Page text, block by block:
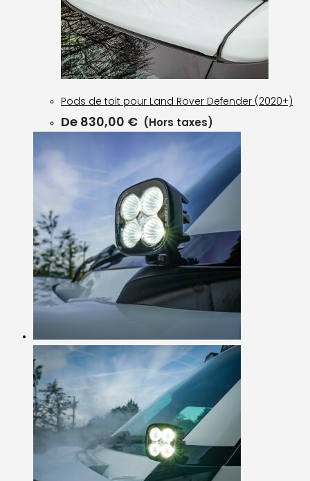
Pods de toit pour Land Rover Defender (2020+)
De 830,00 € (Hors taxes)